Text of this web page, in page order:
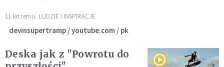
11 lat temu LUDZIE I INSPIRACJE
devinsupertramp / youtube.com / pk
Deska jak z "Powrotu do